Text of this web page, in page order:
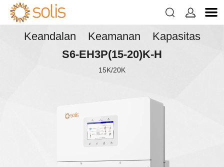
 
Keandalan Keamanan Kapasitas
S6-EH3P(15-20)K-H
15K/20K